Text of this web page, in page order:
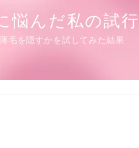
悩んだ私の試